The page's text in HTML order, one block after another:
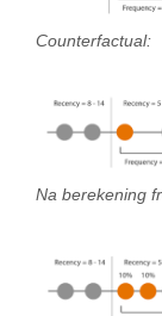
Counterfactual:
Na berekening